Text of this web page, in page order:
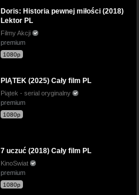
Doris: Historia pewnej miłości (2018)
Lektor PL
Filmy Akcji
premium
1080p
PIĄTEK (2025) Cały film PL
Piątek - serial oryginalny
premium
1080p
7 uczuć (2018) Cały film PL
KinoSwiat
premium
1080p